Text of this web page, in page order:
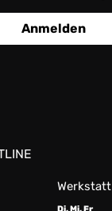
Anmelden
Werkstatt